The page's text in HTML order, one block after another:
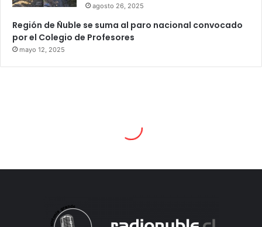
agosto 26, 2025
Región de Ñuble se suma al paro nacional convocado
por el Colegio de Profesores
mayo 12, 2025